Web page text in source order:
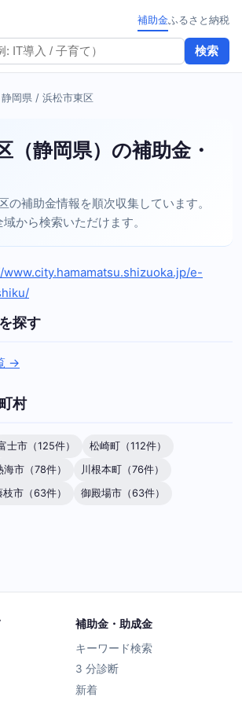
検索
補助金ふるさと納税
静岡県 / 浜松市東区
（静岡県）の補助金・
の補助金情報を順次収集しています。
から検索いただけます。
e-
探す
→
村
士市（125件）
松崎町（112件）
海市（78件）
川根本町（76件）
枝市（63件）
御殿場市（63件）
補助金・助成金
キーワード検索
3 分診断
新着